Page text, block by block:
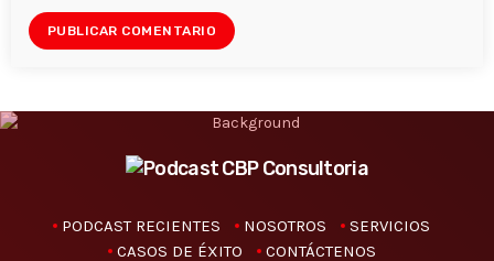
PODCAST RECIENTES NOSOTROS
SERVICIOS
CASOS DE ÉXITO
CONTÁCTENOS